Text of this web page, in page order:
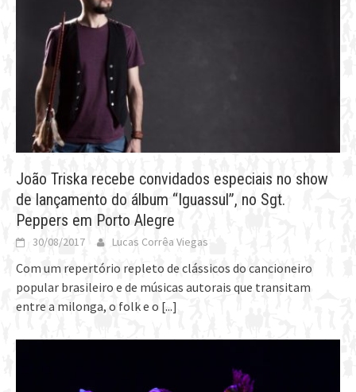
João Triska recebe convidados especiais no show
de lançamento do álbum “Iguassul”, no Sgt.
Peppers em Porto Alegre
30/08/2017 Lucas Corrêa Viegas
Com um repertório repleto de clássicos do cancioneiro
popular brasileiro e de músicas autorais que transitam
entre a milonga, o folk e o [...]